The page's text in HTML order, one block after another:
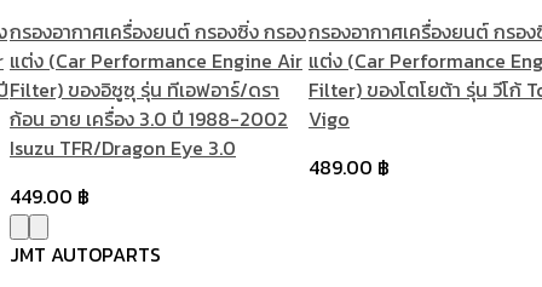
กรองอากาศเครื่องยนต์ กรองซิ่ง กรอง
แต่ง (Car Performance Engine Air
Filter) ของอิซูซุ รุ่น ทีเอฟอาร์/ดรา
ก้อน อาย เครื่อง 3.0 ปี 1988-2002
Isuzu TFR/Dragon Eye 3.0
449.00 ฿
กรองอากาศเครื่องยนต์ กรอ
แต่ง (Car Performance
Filter) ของโตโยต้า รุ่น วีโก้
Vigo
489.00 ฿
JMT AUTOPARTS